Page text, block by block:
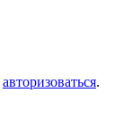
авторизоваться.